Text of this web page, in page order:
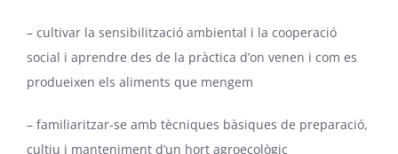
– cultivar la sensibilització ambiental i la cooperació
social i aprendre des de la pràctica d’on venen i com es
produeixen els aliments que mengem
– familiaritzar-se amb tècniques bàsiques de preparació,
cultiu i manteniment d’un hort agroecològic